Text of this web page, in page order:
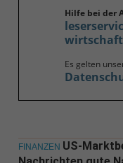
Hilfe bei der
Es gelten
FINANZEN US-